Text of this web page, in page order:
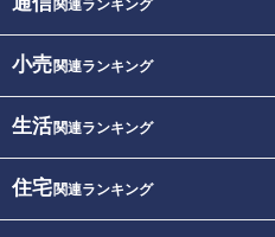
関連ランキング
小売関連ランキング
生活関連ランキング
住宅関連ランキング